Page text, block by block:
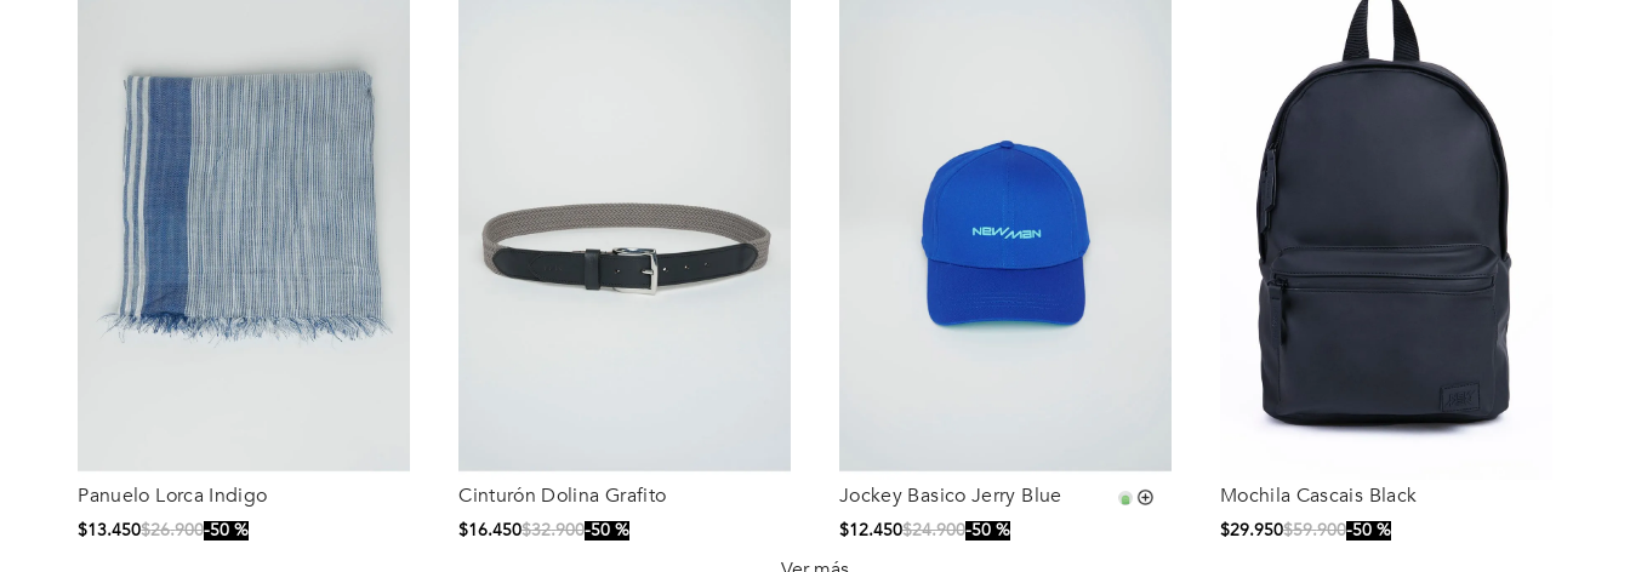
Panuelo Lorca Indigo
$13.450$26.900 50 %
Talla Cinturón Dolina Grafito
$16.450$32.900 50 %
Talla
90
Jockey Basico Jerry Blue
$12.450$24.900 50 %
Talla Mochila Cascais Black
$29.950$59.900 50 %
Talla